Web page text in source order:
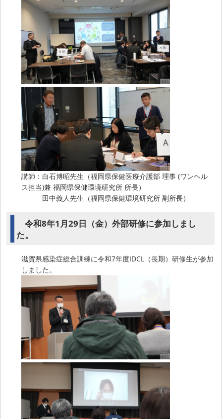
講師：白石博昭先生（福岡県保健医療介護部 理事 (ワンヘル
ス担当)兼 福岡県保健環境研究所 所長）
田中義人先生（福岡県保健環境研究所 副所長）
令和8年1月29日（金）外部研修に参加しまし
た。
滋賀県感染症総合訓練に令和7年度IDCL（長期）研修生が参加
しました。